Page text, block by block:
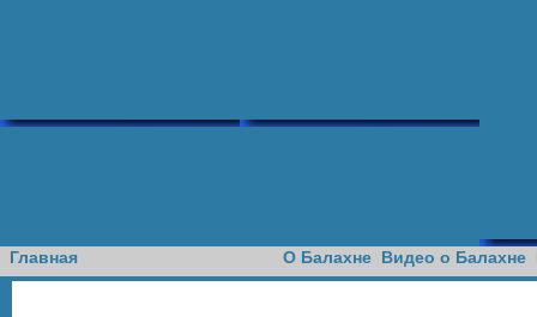
Главная О Балахне Видео о Балахне